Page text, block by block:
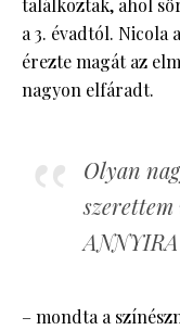
találkoztak, ahol
a 3. évadtól. Nicola
érezte magát az
nagyon elfáradt.
Olyan
– mondta a